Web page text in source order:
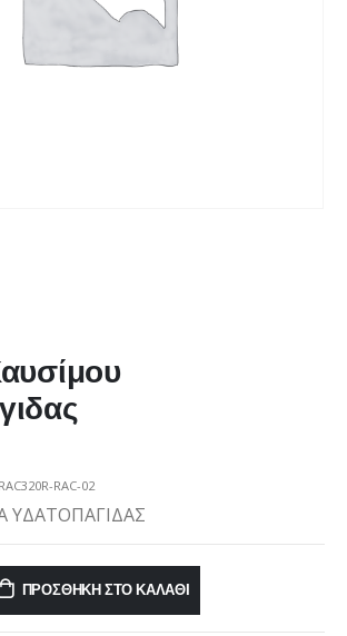
RAC320R-RAC-02
ΥΔΑΤΟΠΑΓΙΔΑΣ
ΠΡΟΣΘΉΚΗ ΣΤΟ ΚΑΛΆΘΙ